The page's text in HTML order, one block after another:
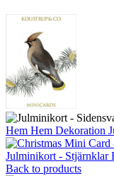
Hem Hem Dekoration
Julminikort - Stjärnklar
Back to products